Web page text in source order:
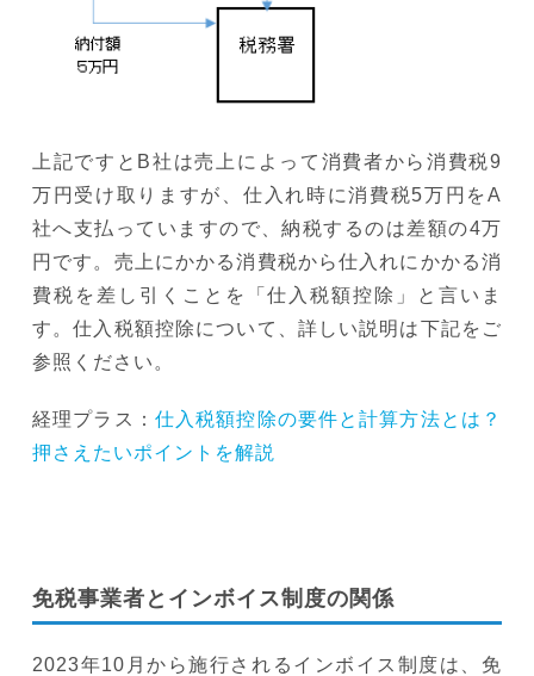
上記ですとB社は売上によって消費者から消費税9
万円受け取りますが、仕入れ時に消費税5万円をA
社へ支払っていますので、納税するのは差額の4万
円です。売上にかかる消費税から仕入れにかかる消
費税を差し引くことを「仕入税額控除」と言いま
す。仕入税額控除について、詳しい説明は下記をご
参照ください。
経理プラス： 仕入税額控除の要件と計算方法とは？
押さえたいポイントを解説
免税事業者とインボイス制度の関係
2023年10月から施行されるインボイス制度は、免